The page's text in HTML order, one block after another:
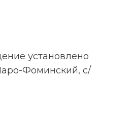
установлено
Фоминский, с/